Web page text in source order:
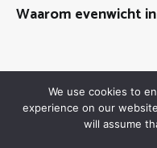
Waarom evenwicht
We use cookies to
experience on our
will assume